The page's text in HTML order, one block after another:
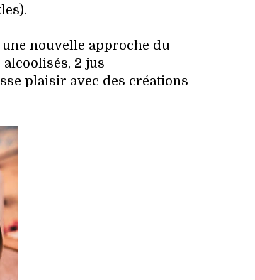
nouvelle approche du
2 jus
plaisir avec des créations